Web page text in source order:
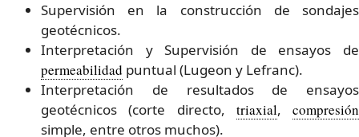
Supervisión en la construcción de sondajes
geotécnicos.
Interpretación y Supervisión de ensayos de
permeabilidad puntual (Lugeon y Lefranc).
Interpretación de resultados de ensayos
geotécnicos (corte directo, triaxial, compresión
simple, entre otros muchos).